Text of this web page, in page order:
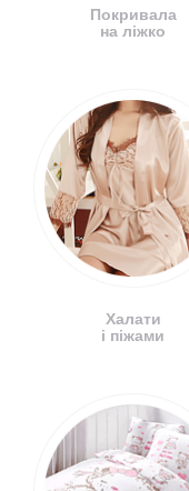
Покривала
на ліжко
Халати
і піжами